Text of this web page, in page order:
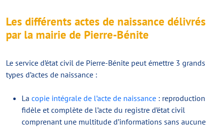
Les différents actes de naissance délivrés
par la mairie de Pierre-Bénite
Le service d’état civil de Pierre-Bénite peut émettre 3 grands
types d’actes de naissance :
La copie intégrale de l’acte de naissance : reproduction
fidèle et complète de l’acte du registre d’état civil
comprenant une multitude d’informations sans aucune